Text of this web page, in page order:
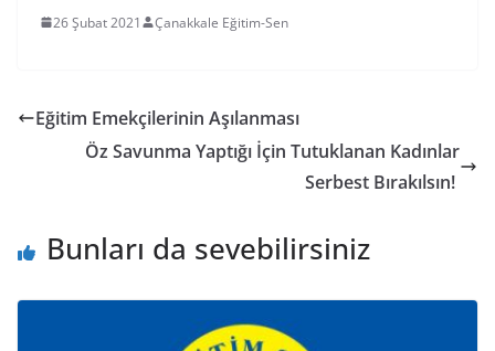
26 Şubat 2021 Çanakkale Eğitim-Sen
Eğitim Emekçilerinin Aşılanması
Öz Savunma Yaptığı İçin Tutuklanan Kadınlar
Serbest Bırakılsın!
Bunları da sevebilirsiniz